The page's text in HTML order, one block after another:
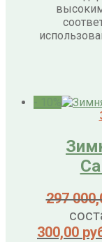
297
300,00